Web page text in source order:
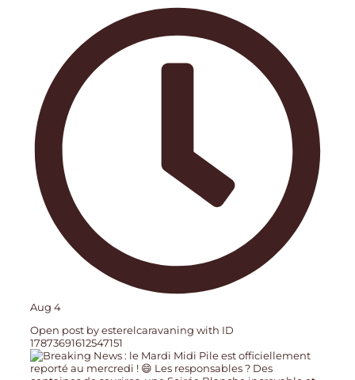
Aug 4
Open post by esterelcaravaning with ID
17873691612547151